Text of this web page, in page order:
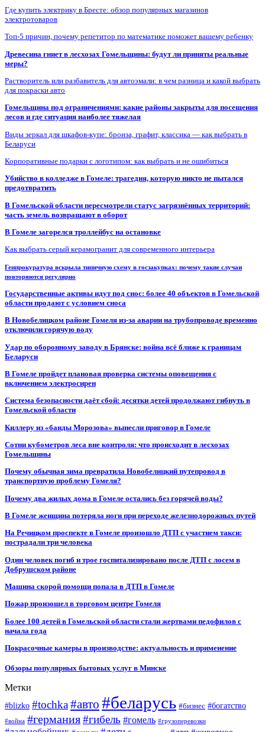
Где купить электрику в Бресте: обзор популярных магазинов
электротоваров
Топ-5 причин, почему репетитор по математике поможет вашему ребенку
Древесина гниет в лесхозах Гомельщины: будут ли приняты реальные
меры?
Растворитель или разбавитель для автоэмали: в чем разница и какой выбрать
для покраски авто
Гомельщина под ограничениями: какие районы закрыты для посещения
лесов и где ситуация наиболее тяжелая
Виды зеркал для шкафов-купе: бронза, графит, классика — как выбрать в
Беларуси
Корпоративные подарки с логотипом: как выбрать и не ошибиться
Убийство в колледже в Гомеле: трагедия, которую никто не пытался
предотвратить
В Гомельской области пересмотрели статус загрязнённых территорий:
часть земель возвращают в оборот
В Гомеле загорелся троллейбус на остановке
Как выбрать серый керамогранит для современного интерьера
Генпрокуратура вскрыла типичную схему в госзакупках: почему такие случаи
повторяются регулярно
Государственные активы идут под снос: более 40 объектов в Гомельской
области продают с условием сноса
В Новобелицком районе Гомеля из-за аварии на трубопроводе временно
отключили горячую воду
Удар по оборонному заводу в Брянске: война всё ближе к границам
Беларуси
В Гомеле пройдет плановая проверка системы оповещения с
включением электросирен
Система безопасности даёт сбой: десятки детей продолжают гибнуть в
Гомельской области
Киллеру из «банды Морозова» вынесли приговор в Гомеле
Сотни кубометров леса вне контроля: что происходит в лесхозах
Гомельщины
Почему обычная зима превратила Новобелицкий путепровод в
транспортную проблему Гомеля?
Почему два жилых дома в Гомеле остались без горячей воды?
В Гомеле женщина потеряла ноги при переходе железнодорожных путей
На Речицком проспекте в Гомеле произошло ДТП с участием такси:
пострадали три человека
Один человек погиб и трое госпитализировано после ДТП с лосем в
Добрушском районе
Машина скорой помощи попала в ДТП в Гомеле
Пожар произошел в торговом центре Гомеля
Более 100 детей в Гомельской области стали жертвами педофилов с
начала года
Покрасочные камеры в производстве: актуальность и применение
Обзоры популярных бытовых услуг в Минске
Метки
#blizko #tochka#авто #беларусь #бизнес #богатство
#война #германия#гибель #гомель #грузоперевозки